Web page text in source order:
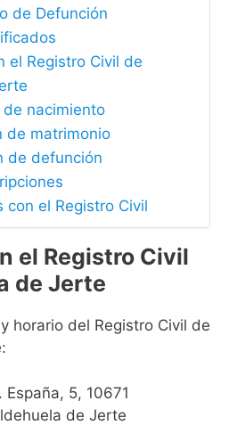
de Defunción
el Registro Civil de
de nacimiento
de matrimonio
de defunción
con el Registro Civil
el Registro Civil
de Jerte
horario del Registro Civil de
España, 5, 10671
de Jerte